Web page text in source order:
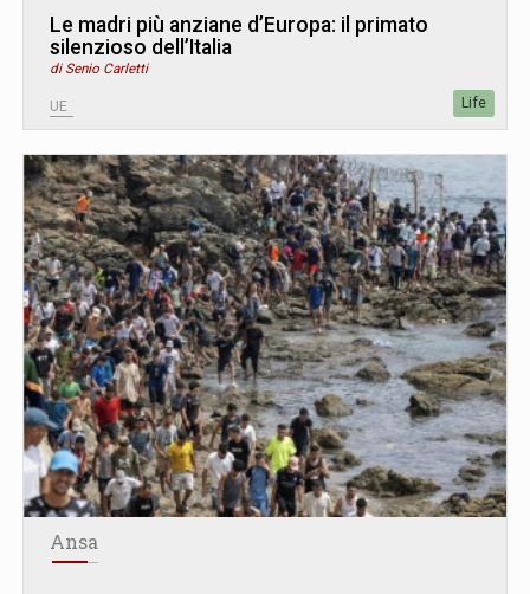
Le madri più anziane d’Europa: il primato
silenzioso dell’Italia
di Senio Carletti
UE Life
Ansa